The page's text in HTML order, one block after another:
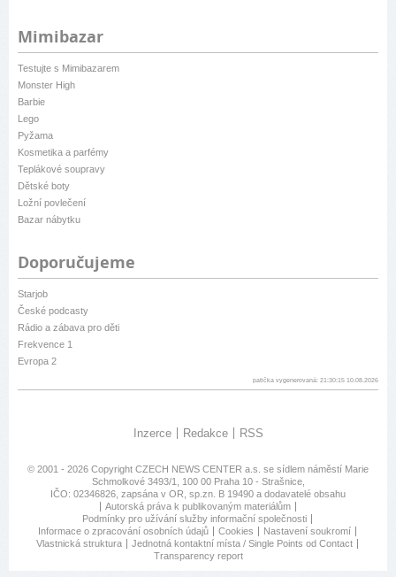
Mimibazar
Testujte s Mimibazarem
Monster High
Barbie
Lego
Pyžama
Kosmetika a parfémy
Teplákové soupravy
Dětské boty
Ložní povlečení
Bazar nábytku
Doporučujeme
Starjob
České podcasty
Rádio a zábava pro děti
Frekvence 1
Evropa 2
patička vygenerovaná: 21:30:15 10.08.2026
Inzerce Redakce RSS
© 2001 - 2026 Copyright CZECH NEWS CENTER a.s. se sídlem náměstí Marie
Schmolkové 3493/1, 100 00 Praha 10 - Strašnice,
IČO: 02346826, zapsána v OR, sp.zn. B 19490 a dodavatelé obsahu
Autorská práva k publikovaným materiálům
Podmínky pro užívání služby informační společnosti
Informace o zpracování osobních údajů
Cookies
Nastavení soukromí
Vlastnická struktura
Jednotná kontaktní místa / Single Points od Contact
Transparency report